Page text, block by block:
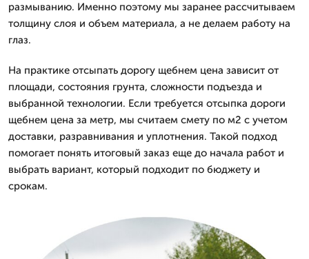
размыванию. Именно поэтому мы заранее рассчитываем
толщину слоя и объем материала, а не делаем работу на
глаз.
На практике отсыпать дорогу щебнем цена зависит от
площади, состояния грунта, сложности подъезда и
выбранной технологии. Если требуется отсыпка дороги
щебнем цена за метр, мы считаем смету по м2 с учетом
доставки, разравнивания и уплотнения. Такой подход
помогает понять итоговый заказ еще до начала работ и
выбрать вариант, который подходит по бюджету и
срокам.